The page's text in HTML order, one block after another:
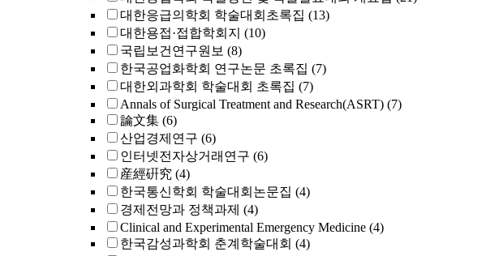
대한응급의학회 학술대회초록집 (13)
대한용접·접합학회지 (10)
국립보건연구원보 (8)
한국공업화학회 연구논문 초록집 (7)
대한외과학회 학술대회 초록집 (7)
Annals of Surgical Treatment and Research(ASRT) (7)
論文集 (6)
산업경제연구 (6)
인터넷전자상거래연구 (6)
産經硏究 (4)
한국통신학회 학술대회논문집 (4)
경제전망과 정책과제 (4)
Clinical and Experimental Emergency Medicine (4)
한국감성과학회 춘계학술대회 (4)